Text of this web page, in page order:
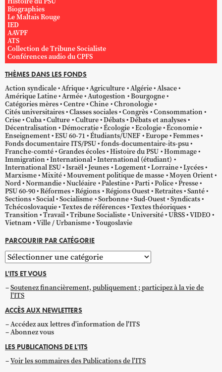
Biographies
Le Maltais Rouge
IED
AAVPF
ATS
Collection de Tribune Socialiste
Conférences audio du CPFS
THÈMES DANS LES FONDS
Action syndicale Afrique Agriculture Algérie Alsace
Amérique Latine Armée Autogestion
Bourgogne
Catégories mères Centre Chine Chronologie
Cités universitaires Classes sociales Congrès Consommation
Crise Cuba Culture Culture Débats Débats et analyses
Décentralisation Démocratie Écologie Ecologie Économie
Enseignement ESU 60-71 Étudiants/UNEF Europe Femmes
Fonds documentaire ITS/PSU fonds-documentaire-its-psu
Franche-comté Grandes écoles Histoire du PSU Hommage
Immigration International International (étudiant)
International ESU Israël Jeunes Logement Lorraine Lycées
Marxisme Mixité Mouvement politique de masse Moyen Orient
Nord Normandie Nucléaire Palestine Parti Police Presse
PSU 60-90 Réformes Régions Régions Ouest Retraites Santé
Sections Social Socialisme Sorbonne Sud-Ouest Syndicats
Tchécoslovaquie Textes de références Textes théoriques
Transition Travail Tribune Socialiste Université URSS VIDEO
Vietnam Ville / Urbanisme Yougoslavie
PARCOURIR PAR CATÉGORIE
Parcourir
par
catégorie
L'ITS ET VOUS
Soutenez financièrement, publiquement ; participez à la vie de
l'ITS
ACCÈS AUX NEWLETTERS
Accédez aux lettres d'information de l'ITS
Abonnez vous
LES PUBLICATIONS DE L'ITS
Voir les sommaires des Publications de l'ITS